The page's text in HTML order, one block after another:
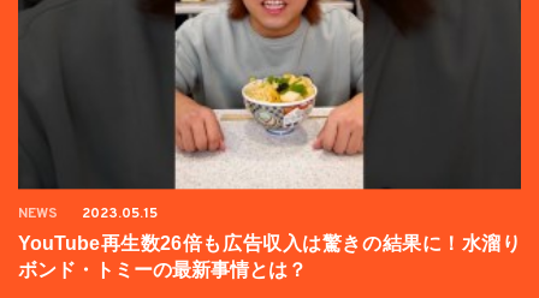
NEWS 2023.05.15
YouTube再生数26倍も広告収入は驚きの結果に！水溜り
ボンド・トミーの最新事情とは？